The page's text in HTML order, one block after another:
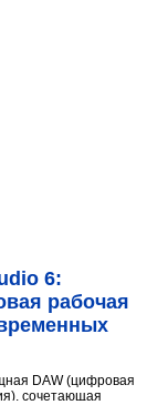
6:
рабочая
DAW (цифровая
сочетающая